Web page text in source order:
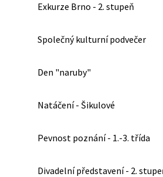
Exkurze Brno - 2. stupeň
Společný kulturní podvečer
Den "naruby"
Natáčení - Šikulové
Pevnost poznání - 1.-3. třída
Divadelní představení - 2.